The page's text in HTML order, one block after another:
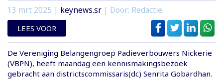
13 mrt 2025 | keynews.sr | Door: Redactie
LEES VOOR
De Vereniging Belangengroep Padieverbouwers Nickerie
(VBPN), heeft maandag een kennismakingsbezoek
gebracht aan districtscommissaris(dc) Senrita Gobardhan.